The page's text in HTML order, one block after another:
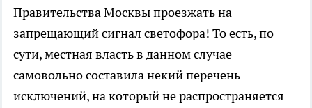
Правительства Москвы проезжать на
запрещающий сигнал светофора! То есть, по
сути, местная власть в данном случае
самовольно составила некий перечень
исключений, на который не распространяется